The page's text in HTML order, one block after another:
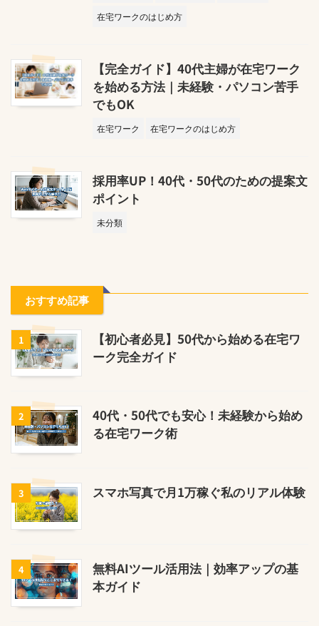
在宅ワークのはじめ方
【完全ガイド】40代主婦が在宅ワーク
を始める方法｜未経験・パソコン苦手
でもOK
在宅ワーク 在宅ワークのはじめ方
採用率UP！40代・50代のための提案文
ポイント
未分類
おすすめ記事
1
【初心者必見】50代から始める在宅ワ
ーク完全ガイド
2
40代・50代でも安心！未経験から始め
る在宅ワーク術
3 スマホ写真で月1万稼ぐ私のリアル体験
4
無料AIツール活用法｜効率アップの基
本ガイド